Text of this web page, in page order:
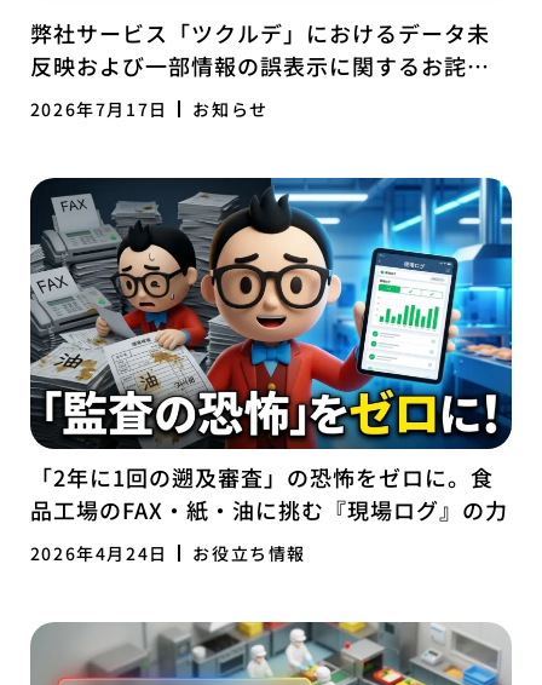
弊社サービス「ツクルデ」におけるデータ未
反映および一部情報の誤表示に関するお詫び
とお知らせ
2026年7月17日 お知らせ
「2年に1回の遡及審査」の恐怖をゼロに。食
品工場のFAX・紙・油に挑む『現場ログ』の力
2026年4月24日 お役立ち情報